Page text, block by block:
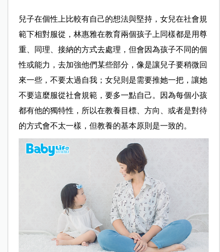
兒子在個性上比較有自己的想法與堅持，女兒在社會規
範下相對服從，林惠雅在教育兩個孩子上同樣都是用尊
重、同理、接納的方式去處理，但會因為孩子不同的個
性或能力，去加強他們某些部分，像是讓兒子要稍微回
來一些，不要太過自我；女兒則是需要推她一把，讓她
不要這麼服從社會規範，要多一點自己。因為每個小孩
都有他的獨特性，所以在教養目標、方向、或者是對待
的方式會不太一樣，但教養的基本原則是一致的。